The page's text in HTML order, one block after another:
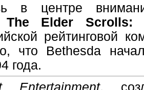
в центре
The Elder Scrolls:
рейтинговой
что Bethesda
года.